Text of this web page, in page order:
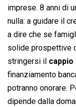
imprese. 8 anni di
nulla: a guidare il
a dire che se
solide prospettive
stringersi il cappio
finanziamento
potranno onorare.
dipende dalla